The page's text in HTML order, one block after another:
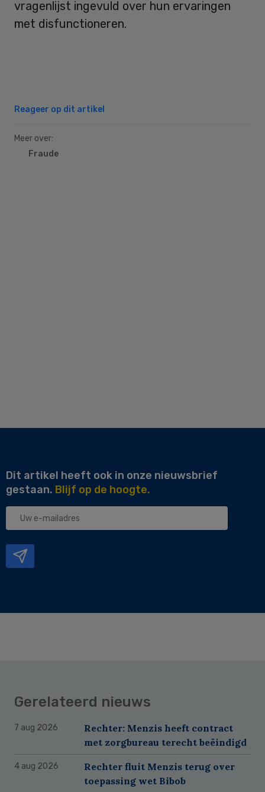
vragenlijst ingevuld over hun ervaringen
met disfunctioneren.
Reageer op dit artikel
Meer over:
Fraude
Dit artikel heeft ook in onze nieuwsbrief
gestaan. Blijf op de hoogte.
Uw
Gerelateerd nieuws
7 aug 2026
Rechter: Menzis heeft contract
met zorgbureau terecht beëindigd
4 aug 2026
Rechter fluit Menzis terug over
toepassing wet Bibob